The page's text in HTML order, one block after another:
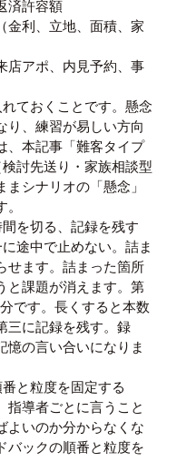
済許容額
金利、立地、面積、家
店アポ、内見予約、事
ておくことです。懸念
り、練習が易しい方向
、本記事「難客タイプ
討先送り・家族相談型
シナリオの「懸念」
を切る、記録を残す
途中で止めない。詰ま
せます。詰まった箇所
と課題が消えます。第
です。長くすると本数
三に記録を残す。録
憶の言い合いになりま
と粒度を固定する
指導者ごとに言うこと
よいのか分からなくな
バックの順番と粒度を